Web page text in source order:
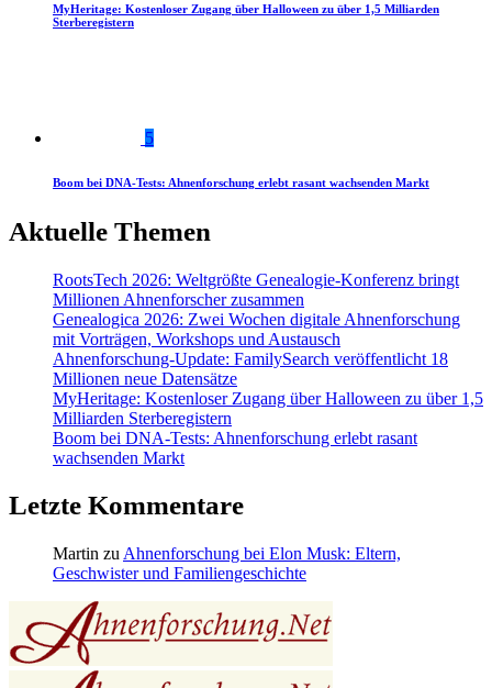
MyHeritage: Kostenloser Zugang über Halloween zu über 1,5 Milliarden
Sterberegistern
5
Boom bei DNA-Tests: Ahnenforschung erlebt rasant wachsenden Markt
Aktuelle Themen
RootsTech 2026: Weltgrößte Genealogie-Konferenz bringt
Millionen Ahnenforscher zusammen
Genealogica 2026: Zwei Wochen digitale Ahnenforschung
mit Vorträgen, Workshops und Austausch
Ahnenforschung-Update: FamilySearch veröffentlicht 18
Millionen neue Datensätze
MyHeritage: Kostenloser Zugang über Halloween zu über 1,5
Milliarden Sterberegistern
Boom bei DNA-Tests: Ahnenforschung erlebt rasant
wachsenden Markt
Letzte Kommentare
Martin zu Ahnenforschung bei Elon Musk: Eltern,
Geschwister und Familiengeschichte